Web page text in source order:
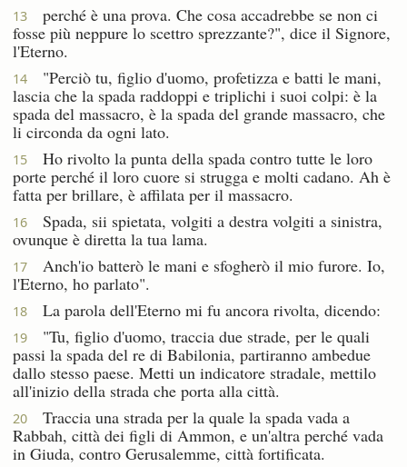
13
perché è una prova. Che cosa accadrebbe se non ci
fosse più neppure lo scettro sprezzante?", dice il Signore,
l'Eterno.
14
"Perciò tu, figlio d'uomo, profetizza e batti le mani,
lascia che la spada raddoppi e triplichi i suoi colpi: è la
spada del massacro, è la spada del grande massacro, che
li circonda da ogni lato.
15
Ho rivolto la punta della spada contro tutte le loro
porte perché il loro cuore si strugga e molti cadano. Ah è
fatta per brillare, è affilata per il massacro.
16
Spada, sii spietata, volgiti a destra volgiti a sinistra,
ovunque è diretta la tua lama.
17
Anch'io batterò le mani e sfogherò il mio furore. Io,
l'Eterno, ho parlato".
18 La parola dell'Eterno mi fu ancora rivolta, dicendo:
19
"Tu, figlio d'uomo, traccia due strade, per le quali
passi la spada del re di Babilonia, partiranno ambedue
dallo stesso paese. Metti un indicatore stradale, mettilo
all'inizio della strada che porta alla città.
20
Traccia una strada per la quale la spada vada a
Rabbah, città dei figli di Ammon, e un'altra perché vada
in Giuda, contro Gerusalemme, città fortificata.